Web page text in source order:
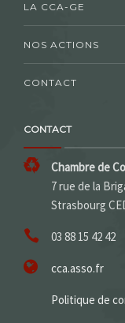
LA CCA-GE
NOS ACTIONS
CONTACT
CONTACT
Chambre de
7 rue de la
Strasbourg
03 88 15 42 42
cca.asso.fr
Politique de